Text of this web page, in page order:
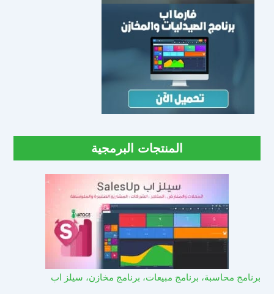
المنتجات البرمجية
برنامج محاسبة، برنامج مبيعات، برنامج مخازن، سيلز اب